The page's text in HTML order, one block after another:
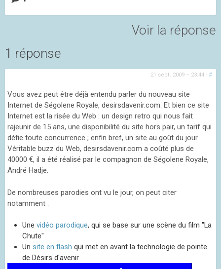
Voir la réponse
1 réponse
21 sept. 2009 – 23:44 · #
Vous avez peut être déjà entendu parler du nouveau site
Internet de Ségolene Royale, desirsdavenir.com. Et bien ce site
Internet est la risée du Web : un design retro qui nous fait
rajeunir de 15 ans, une disponibilité du site hors pair, un tarif qui
défie toute concurrence ; enfin bref, un site au goût du jour.
Véritable buzz du Web, desirsdavenir.com a coûté plus de
40000 €, il a été réalisé par le compagnon de Ségolene Royale,
André Hadje.
De nombreuses parodies ont vu le jour, on peut citer
notamment :
Une vidéo parodique, qui se base sur une scène du film "La
Chute"
Un site en flash qui met en avant la technologie de pointe
de Désirs d'avenir